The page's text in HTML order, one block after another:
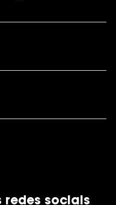
redes sociais